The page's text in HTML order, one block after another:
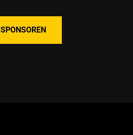
SPONSOREN